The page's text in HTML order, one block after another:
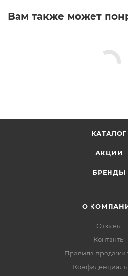
Вам также может
КАТАЛОГ
АКЦИИ
БРЕНДЫ
О
Отзывы
Контакты
Правила продажи